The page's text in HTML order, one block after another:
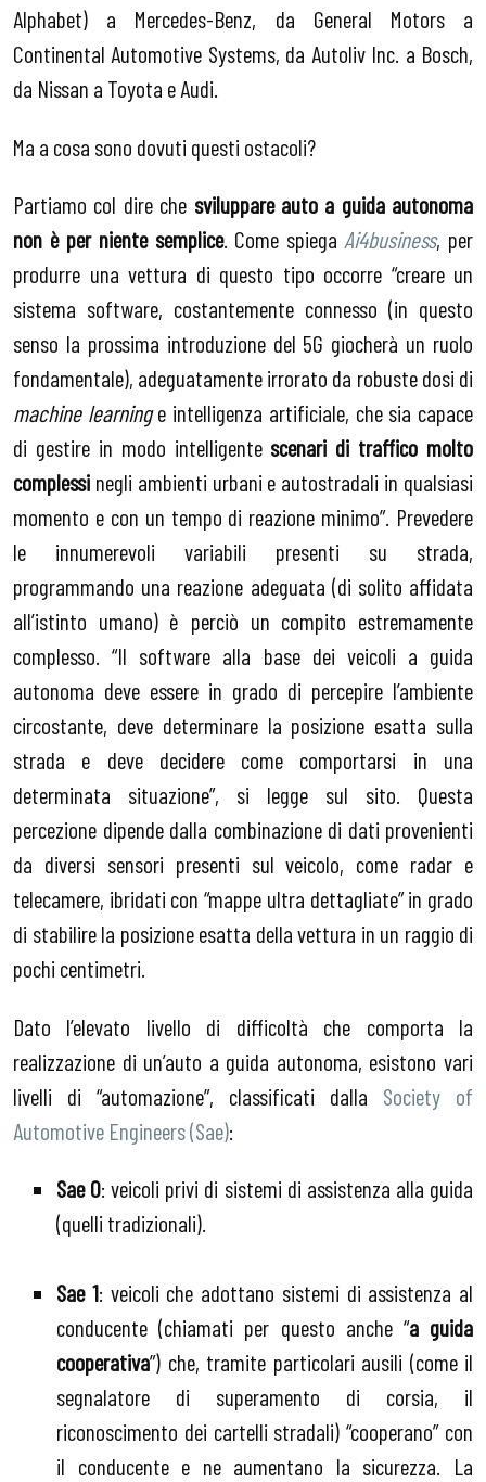
Alphabet) a Mercedes-Benz, da General Motors a
Continental Automotive Systems, da Autoliv Inc. a Bosch,
da Nissan a Toyota e Audi.
Ma a cosa sono dovuti questi ostacoli?
Partiamo col dire che sviluppare auto a guida autonoma
non è per niente semplice. Come spiega Ai4business, per
produrre una vettura di questo tipo occorre “creare un
sistema software, costantemente connesso (in questo
senso la prossima introduzione del 5G giocherà un ruolo
fondamentale), adeguatamente irrorato da robuste dosi di
machine learninge intelligenza artificiale, che sia capace
di gestire in modo intelligente scenari di traffico molto
complessi negli ambienti urbani e autostradali in qualsiasi
momento e con un tempo di reazione minimo”. Prevedere
le innumerevoli variabili presenti su strada,
programmando una reazione adeguata (di solito affidata
all’istinto umano) è perciò un compito estremamente
complesso. “Il software alla base dei veicoli a guida
autonoma deve essere in grado di percepire l’ambiente
circostante, deve determinare la posizione esatta sulla
strada e deve decidere come comportarsi in una
determinata situazione”, si legge sul sito. Questa
percezione dipende dalla combinazione di dati provenienti
da diversi sensori presenti sul veicolo, come radar e
telecamere, ibridati con “mappe ultra dettagliate” in grado
di stabilire la posizione esatta della vettura in un raggio di
pochi centimetri.
Dato l’elevato livello di difficoltà che comporta la
realizzazione di un’auto a guida autonoma, esistono vari
livelli di “automazione”, classificati dalla Society of
Automotive Engineers (Sae):
Sae 0: veicoli privi di sistemi di assistenza alla guida
(quelli tradizionali).
Sae 1: veicoli che adottano sistemi di assistenza al
conducente (chiamati per questo anche “a guida
cooperativa”) che, tramite particolari ausili (come il
segnalatore di superamento di corsia, il
riconoscimento dei cartelli stradali) “cooperano” con
il conducente e ne aumentano la sicurezza. La